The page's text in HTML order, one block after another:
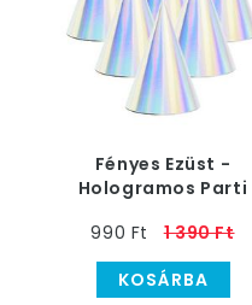
Fényes Ezüst -
Hologramos Parti
990 Ft
1 390 Ft
KOSÁRBA